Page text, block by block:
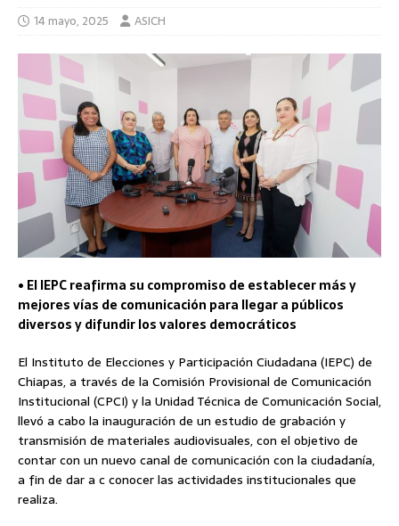
14 mayo, 2025 ASICH
• El IEPC reafirma su compromiso de establecer más y
mejores vías de comunicación para llegar a públicos
diversos y difundir los valores democráticos
El Instituto de Elecciones y Participación Ciudadana (IEPC) de
Chiapas, a través de la Comisión Provisional de Comunicación
Institucional (CPCI) y la Unidad Técnica de Comunicación Social,
llevó a cabo la inauguración de un estudio de grabación y
transmisión de materiales audiovisuales, con el objetivo de
contar con un nuevo canal de comunicación con la ciudadanía,
a fin de dar a c conocer las actividades institucionales que
realiza.